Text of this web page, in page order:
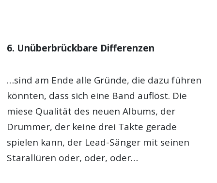
6. Unüberbrückbare Differenzen
…sind am Ende alle Gründe, die dazu führen
könnten, dass sich eine Band auflöst. Die
miese Qualität des neuen Albums, der
Drummer, der keine drei Takte gerade
spielen kann, der Lead-Sänger mit seinen
Starallüren oder, oder, oder…